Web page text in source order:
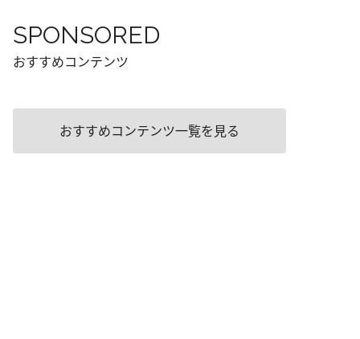
SPONSORED
おすすめコンテンツ
おすすめコンテンツ一覧を見る